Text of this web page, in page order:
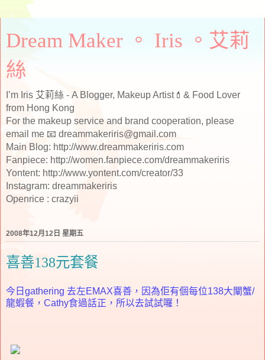
Dream Maker 。 Iris 。艾莉
絲
I’m Iris 艾莉絲 - A Blogger, Makeup Artist💄& Food Lover
from Hong Kong
For the makeup service and brand cooperation, please
email me 📧 dreammakeriris@gmail.com
Main Blog: http://www.dreammakeriris.com
Fanpiece: http://women.fanpiece.com/dreammakeriris
Yontent: http://www.yontent.com/creator/33
Instagram: dreammakeriris
Openrice : crazyii
2008年12月12日 星期五
喜善138元套餐
今日gathering 去左EMAX喜善，因為佢有個每位138大闡蟹/
龍蝦餐，Cathy食過話正，所以去試試囉！